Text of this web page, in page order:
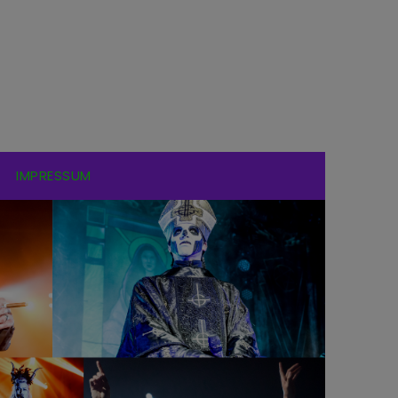
IMPRESSUM